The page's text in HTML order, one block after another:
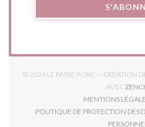
© 2026 LE PASSE PORC — CRÉATION
AVEC
MENTIONS
POLITIQUE DE PROTECTION DES